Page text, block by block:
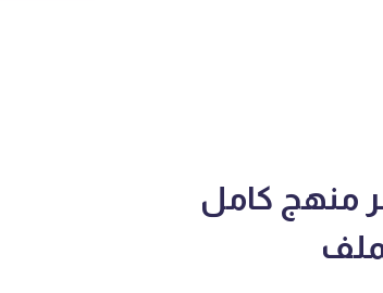
منهج كامل